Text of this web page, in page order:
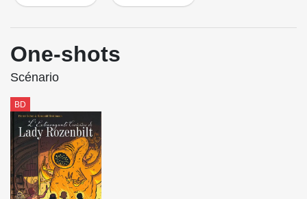
One-shots
Scénario
BD